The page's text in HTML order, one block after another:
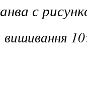
с
вишивання